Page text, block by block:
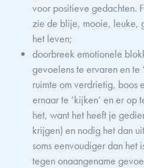
voor positieve gedachten.
zie de blije, mooie, leuke,
het leven;
doorbreek emotionele
gevoelens te ervaren en te
ruimte om verdrietig, boos
ernaar te ‘kijken’ en er op
het, want het heeft je
krijgen) en nodig het dan
soms eenvoudiger dan het
tegen onaangename